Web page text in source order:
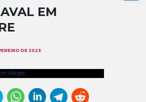
EM
DE 2023